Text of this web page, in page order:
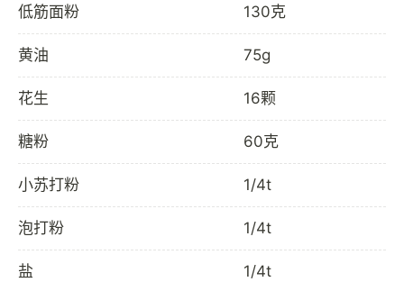
低筋面粉 130克
黄油 75g
花生 16颗
糖粉 60克
小苏打粉 1/4t
泡打粉 1/4t
盐 1/4t